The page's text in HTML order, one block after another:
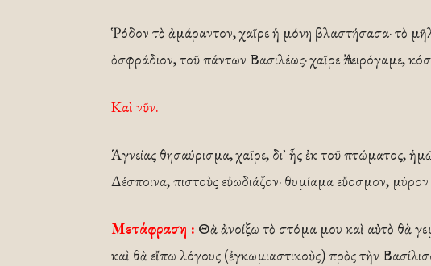
Ῥόδον τὸ ἀμάραντον, χαῖρε ἡ μόνη βλαστήσασα· τὸ
ὀσφράδιον, τοῦ πάντων Βασιλέως· χαῖρε Ἀπειρόγαμε,
Καὶ νῦν.
Ἁγνείας θησαύρισμα, χαῖρε, δι᾿ ἧς ἐκ τοῦ πτώματος,
Δέσποινα, πιστοὺς εὐωδιάζον· θυμίαμα εὔοσμον,
Μετάφραση : Θὰ ἀνοίξω τὸ στόμα μου καὶ αὐτὸ θὰ
καὶ θὰ εἴπω λόγους (ἐγκωμιαστικοὺς) πρὸς τὴν